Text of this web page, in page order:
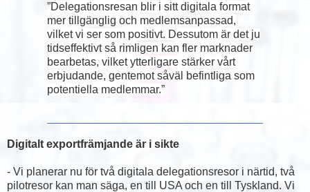
”Delegationsresan blir i sitt digitala format
mer tillgänglig och medlemsanpassad,
vilket vi ser som positivt. Dessutom är det ju
tidseffektivt så rimligen kan fler marknader
bearbetas, vilket ytterligare stärker vårt
erbjudande, gentemot såväl befintliga som
potentiella medlemmar.”
Digitalt exportfrämjande är i sikte
- Vi planerar nu för två digitala delegationsresor i närtid, två
pilotresor kan man säga, en till USA och en till Tyskland. Vi